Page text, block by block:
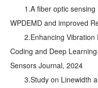
1.A fiber optic
WPDEMD and improved
2.Enhancing Vibration
Coding and Deep
Sensors Journal, 2024
3.Study on Linewidth